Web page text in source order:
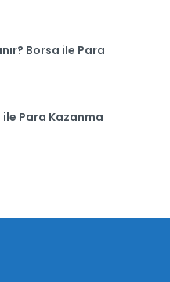
Borsa ile Para
Para Kazanma